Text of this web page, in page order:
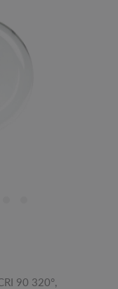
90 320°,